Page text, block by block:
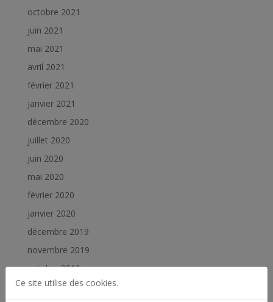
octobre 2021
juin 2021
mai 2021
avril 2021
février 2021
janvier 2021
décembre 2020
juillet 2020
juin 2020
mai 2020
février 2020
janvier 2020
décembre 2019
novembre 2019
octobre 2019
septembre 2019
Ce site utilise des cookies.